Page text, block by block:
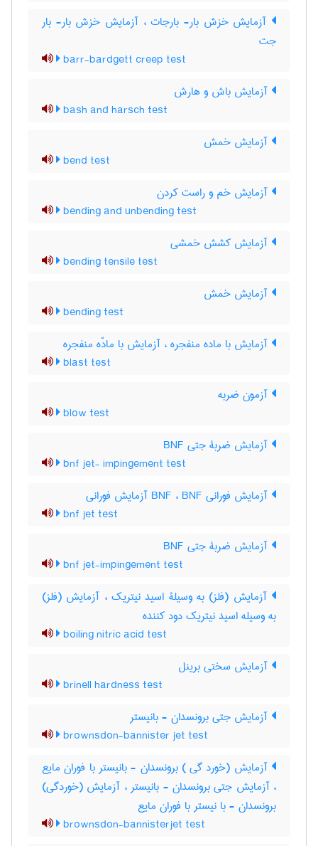
آزمایش خزش بار- بارجات ، آزمایش خزش بار- بار
جت
barr-bardgett creep test
آزمایش باش و هارش
bash and harsch test
آزمایش خمش
bend test
آزمایش خم و راست کردن
bending and unbending test
آزمایش کشش خمشی
bending tensile test
آزمایش خمش
bending test
آزمایش با ماده منفجره ، آزمایش با مادّه منفجره
blast test
آزمون ضربه
blow test
آزمایش ضربۀ جتی BNF
bnf jet- impingement test
آزمایش فورانی BNF ، BNF آزمایش فورانی
bnf jet test
آزمایش ضربۀ جتی BNF
bnf jet-impingement test
آزمایش (فلز) به وسیلۀ اسید نیتریک ، آزمایش (فلز)
به وسیله اسید نیتریک دود کننده
boiling nitric acid test
آزمایش سختی برینل
brinell hardness test
آزمایش جتی برونسدان - بانیستر
brownsdon-bannister jet test
آزمایش (خورد گی ) برونسدان - بانیستر با فوران مایع
، آزمایش جتی برونسدان - بانیستر ، آزمایش (خوردگی)
برونسدان - با نیستر با فوران مایع
brownsdon-bannisterjet test